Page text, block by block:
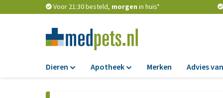
Voor 21:30 besteld, morgen in huis*
Dieren Apotheek Merken Advies